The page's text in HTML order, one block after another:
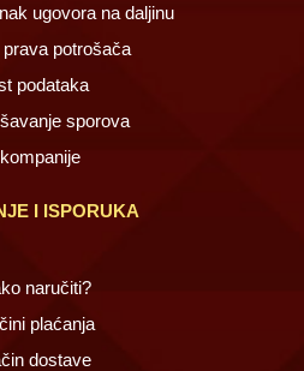
ugovora na daljinu
potrošača
podataka
sporova
I ISPORUKA
naručiti?
plaćanja
dostave